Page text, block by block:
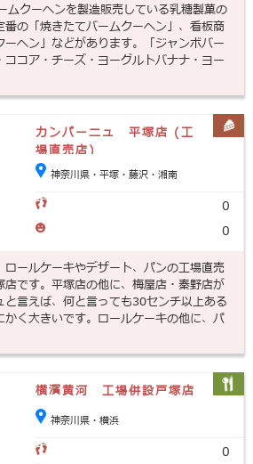
ムクーヘンを製造販売している乳糖製菓の
の「焼きたてバームクーヘン」、看板商
ヘン」などがあります。「ジャンボバー
コア・チーズ・ヨーグルトバナナ・ヨー
カンパーニュ 平塚店 (工
場直売店)
神奈川県・平塚・藤沢・湘南
0
0
ールケーキやデザート、パンの工場直売
です。平塚店の他に、梅屋店・秦野店が
言えば、何と言っても30センチ以上ある
かく大きいです。ロールケーキの他に、パ
横濱黄河 工場併設戸塚店
神奈川県・横浜
0